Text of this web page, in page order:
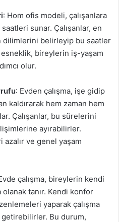
: Hom ofis modeli, çalışanlara
sunar. Çalışanlar, en
dilimlerini belirleyip bu saatler
bireylerin iş-yaşam
olur.
: Evden çalışma, işe gidip
kaldırarak hem zaman hem
Çalışanlar, bu sürelerini
ayırabilirler.
ve genel yaşam
çalışma, bireylerin kendi
olanak tanır. Kendi konfor
yaparak çalışma
getirebilirler. Bu durum,